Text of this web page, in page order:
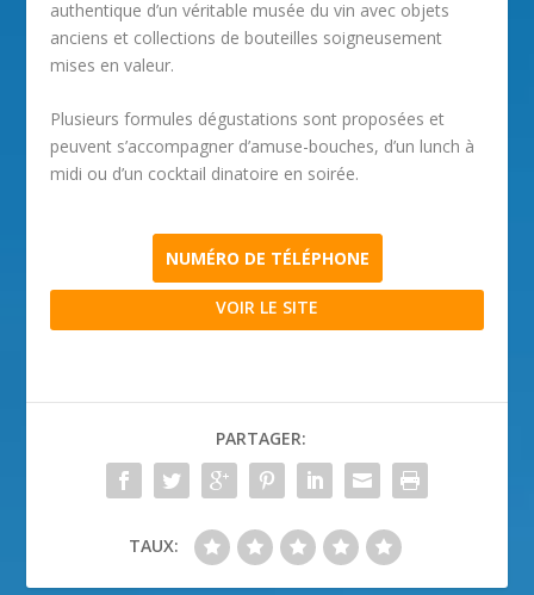
authentique d’un véritable musée du vin avec objets
anciens et collections de bouteilles soigneusement
mises en valeur.
Plusieurs formules dégustations sont proposées et
peuvent s’accompagner d’amuse-bouches, d’un lunch à
midi ou d’un cocktail dinatoire en soirée.
NUMÉRO DE TÉLÉPHONE
VOIR LE SITE
PARTAGER:
TAUX: